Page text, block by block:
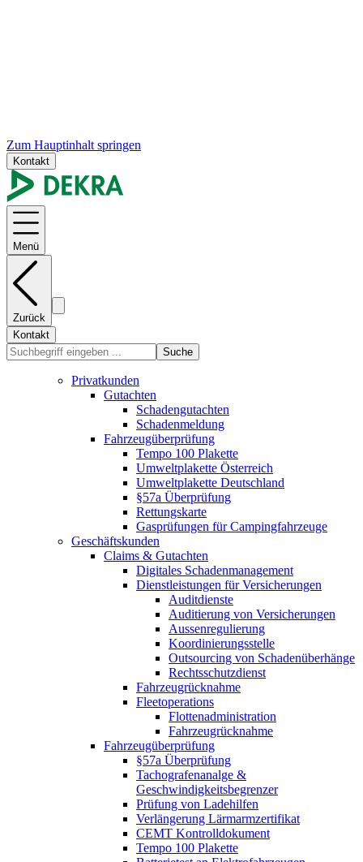
Zum Hauptinhalt springen
Kontakt
Menü
Zurück
Kontakt
Suche
Privatkunden
Gutachten
Schadengutachten
Schadenmeldung
Fahrzeugüberprüfung
Tempo 100 Plakette
Umweltplakette Österreich
Umweltplakette Deutschland
§57a Überprüfung
Rettungskarte
Gasprüfungen für Campingfahrzeuge
Geschäftskunden
Claims & Gutachten
Digitales Schadenmanagement
Dienstleistungen für Versicherungen
Auditdienste
Auditierung von Versicherungen
Aussenregulierung
Koordinierungsstelle
Outsourcing von Schadenüberhänge
Rechtsschutzdienst
Fahrzeugrücknahme
Fleetoperations
Flottenadministration
Fahrzeugrücknahme
Fahrzeugüberprüfung
§57a Überprüfung
Tachografenanalge &
Geschwindigkeitsbegrenzer
Prüfung von Ladehilfen
Verlängerung Lärmarmzertifikat
CEMT Kontrolldokument
Tempo 100 Plakette